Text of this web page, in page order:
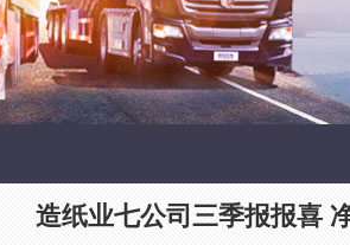
造纸业七公司三季报报喜